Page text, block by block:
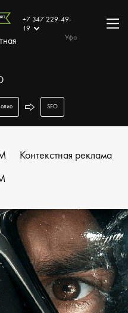
+7 347 229-49-
19
Уфа
SEO
Контекстная реклама